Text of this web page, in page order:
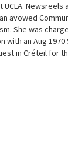
avowed
She was
with an Aug
in Créteil for